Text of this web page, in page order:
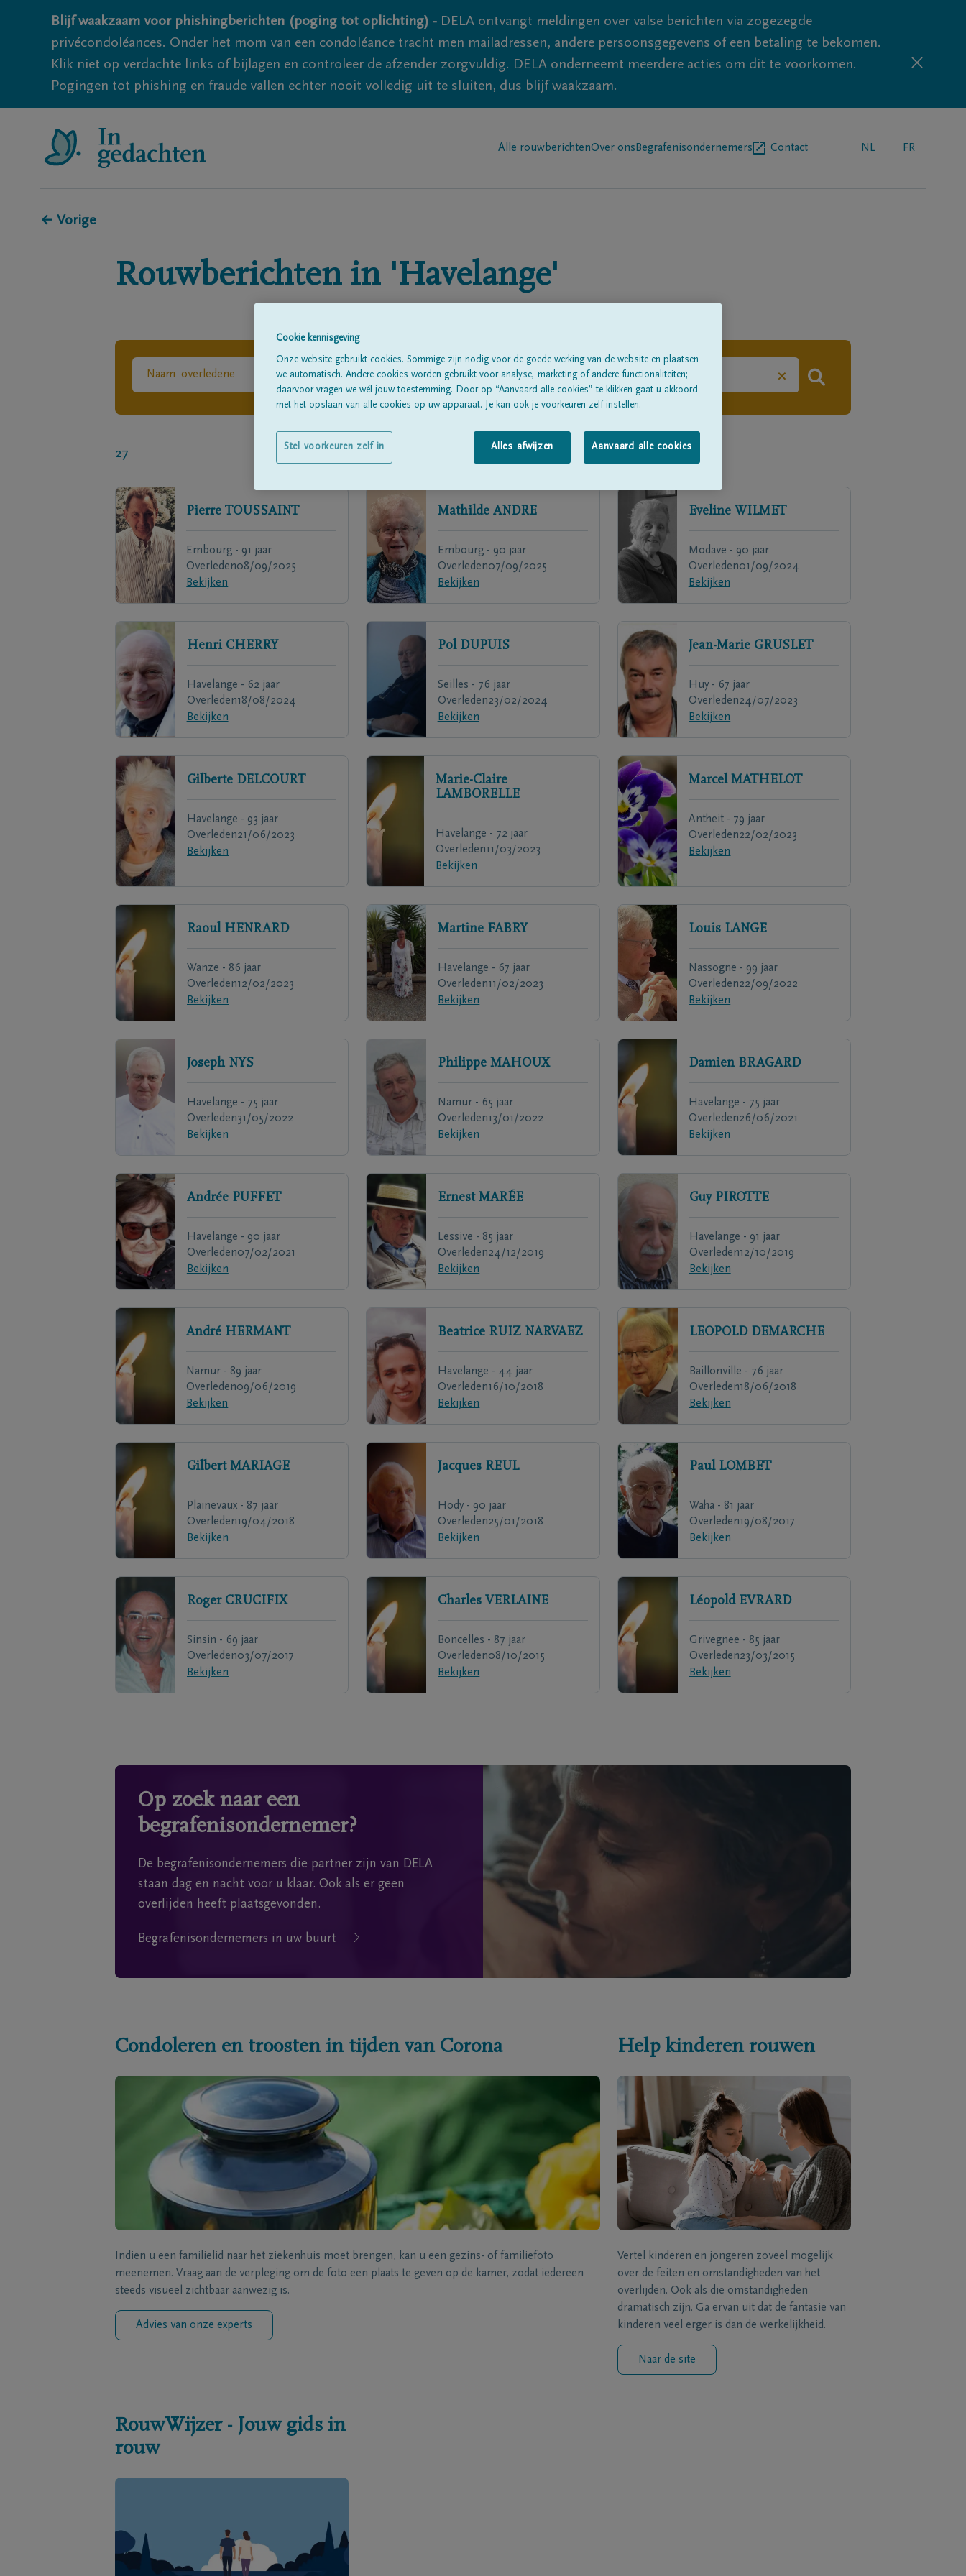
Blijf waakzaam voor phishingberichten (poging tot oplichting) - DELA ontvangt meldingen over valse berichten via zogezegde
privécondoléances. Onder het mom van een condoléance tracht men mailadressen, andere persoonsgegevens of een betaling te bekomen.
Klik niet op verdachte links of bijlagen en controleer de afzender zorgvuldig. DELA onderneemt meerdere acties om dit te voorkomen.
Pogingen tot phishing en fraude vallen echter nooit volledig uit te sluiten, dus blijf waakzaam.
Alle rouwberichtenOver ons Begrafenisondernemers Contact NL FR
← Vorige
Rouwberichten in 'Havelange'
×
27
Pierre TOUSSAINT
Embourg - 91 jaar
Overleden08/09/2025
Bekijken
Mathilde ANDRE
Embourg - 90 jaar
Overleden07/09/2025
Bekijken
Eveline WILMET
Modave - 90 jaar
Overleden01/09/2024
Bekijken
Henri CHERRY
Havelange - 62 jaar
Overleden18/08/2024
Bekijken
Pol DUPUIS
Seilles - 76 jaar
Overleden23/02/2024
Bekijken
Jean-Marie GRUSLET
Huy - 67 jaar
Overleden24/07/2023
Bekijken
Gilberte DELCOURT
Havelange - 93 jaar
Overleden21/06/2023
Bekijken
Marie-Claire
LAMBORELLE
Havelange - 72 jaar
Overleden11/03/2023
Bekijken
Marcel MATHELOT
Antheit - 79 jaar
Overleden22/02/2023
Bekijken
Raoul HENRARD
Wanze - 86 jaar
Overleden12/02/2023
Bekijken
Martine FABRY
Havelange - 67 jaar
Overleden11/02/2023
Bekijken
Louis LANGE
Nassogne - 99 jaar
Overleden22/09/2022
Bekijken
Joseph NYS
Havelange - 75 jaar
Overleden31/05/2022
Bekijken
Philippe MAHOUX
Namur - 65 jaar
Overleden13/01/2022
Bekijken
Damien BRAGARD
Havelange - 75 jaar
Overleden26/06/2021
Bekijken
Andrée PUFFET
Havelange - 90 jaar
Overleden07/02/2021
Bekijken
Ernest MARÉE
Lessive - 85 jaar
Overleden24/12/2019
Bekijken
Guy PIROTTE
Havelange - 91 jaar
Overleden12/10/2019
Bekijken
André HERMANT
Namur - 89 jaar
Overleden09/06/2019
Bekijken
Beatrice RUIZ NARVAEZ
Havelange - 44 jaar
Overleden16/10/2018
Bekijken
LEOPOLD DEMARCHE
Baillonville - 76 jaar
Overleden18/06/2018
Bekijken
Gilbert MARIAGE
Plainevaux - 87 jaar
Overleden19/04/2018
Bekijken
Jacques REUL
Hody - 90 jaar
Overleden25/01/2018
Bekijken
Paul LOMBET
Waha - 81 jaar
Overleden19/08/2017
Bekijken
Roger CRUCIFIX
Sinsin - 69 jaar
Overleden03/07/2017
Bekijken
Charles VERLAINE
Boncelles - 87 jaar
Overleden08/10/2015
Bekijken
Léopold EVRARD
Grivegnee - 85 jaar
Overleden23/03/2015
Bekijken
Op zoek naar een
begrafenisondernemer?
De begrafenisondernemers die partner zijn van DELA
staan dag en nacht voor u klaar. Ook als er geen
overlijden heeft plaatsgevonden.
Begrafenisondernemers in uw buurt
Condoleren en troosten in tijden van Corona
Indien u een familielid naar het ziekenhuis moet brengen, kan u een gezins- of familiefoto
meenemen. Vraag aan de verpleging om de foto een plaats te geven op de kamer, zodat iedereen
steeds visueel zichtbaar aanwezig is.
Advies van onze experts
Help kinderen rouwen
Vertel kinderen en jongeren zoveel mogelijk
over de feiten en omstandigheden van het
overlijden. Ook als die omstandigheden
dramatisch zijn. Ga ervan uit dat de fantasie van
kinderen veel erger is dan de werkelijkheid.
Naar de site
RouwWijzer - Jouw gids in
rouw
Cookie kennisgeving
Onze website gebruikt cookies. Sommige zijn nodig voor de goede werking van de website en plaatsen
we automatisch. Andere cookies worden gebruikt voor analyse, marketing of andere functionaliteiten;
daarvoor vragen we wél jouw toestemming. Door op “Aanvaard alle cookies” te klikken gaat u akkoord
met het opslaan van alle cookies op uw apparaat. Je kan ook je voorkeuren zelf instellen.
Alles afwijzen Aanvaard alle cookies
Stel voorkeuren zelf in